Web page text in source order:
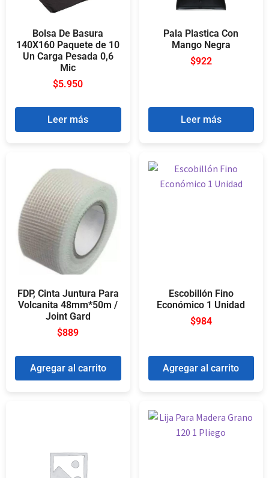
Bolsa De Basura
140X160 Paquete de 10
Un Carga Pesada 0,6
Mic
$5.950
Leer más
Pala Plastica Con
Mango Negra
$922
Leer más
FDP, Cinta Juntura Para
Volcanita 48mm*50m /
Joint Gard
$889
Agregar al carrito
Escobillón Fino
Económico 1 Unidad
$984
Agregar al carrito